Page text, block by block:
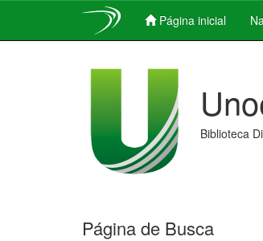
Página inicial
Biblioteca
Página de Busca